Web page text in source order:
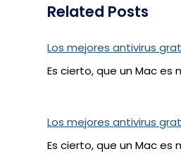
Related Posts
Los mejores antivirus
Es cierto, que un Mac
Los mejores antivirus
Es cierto, que un Mac